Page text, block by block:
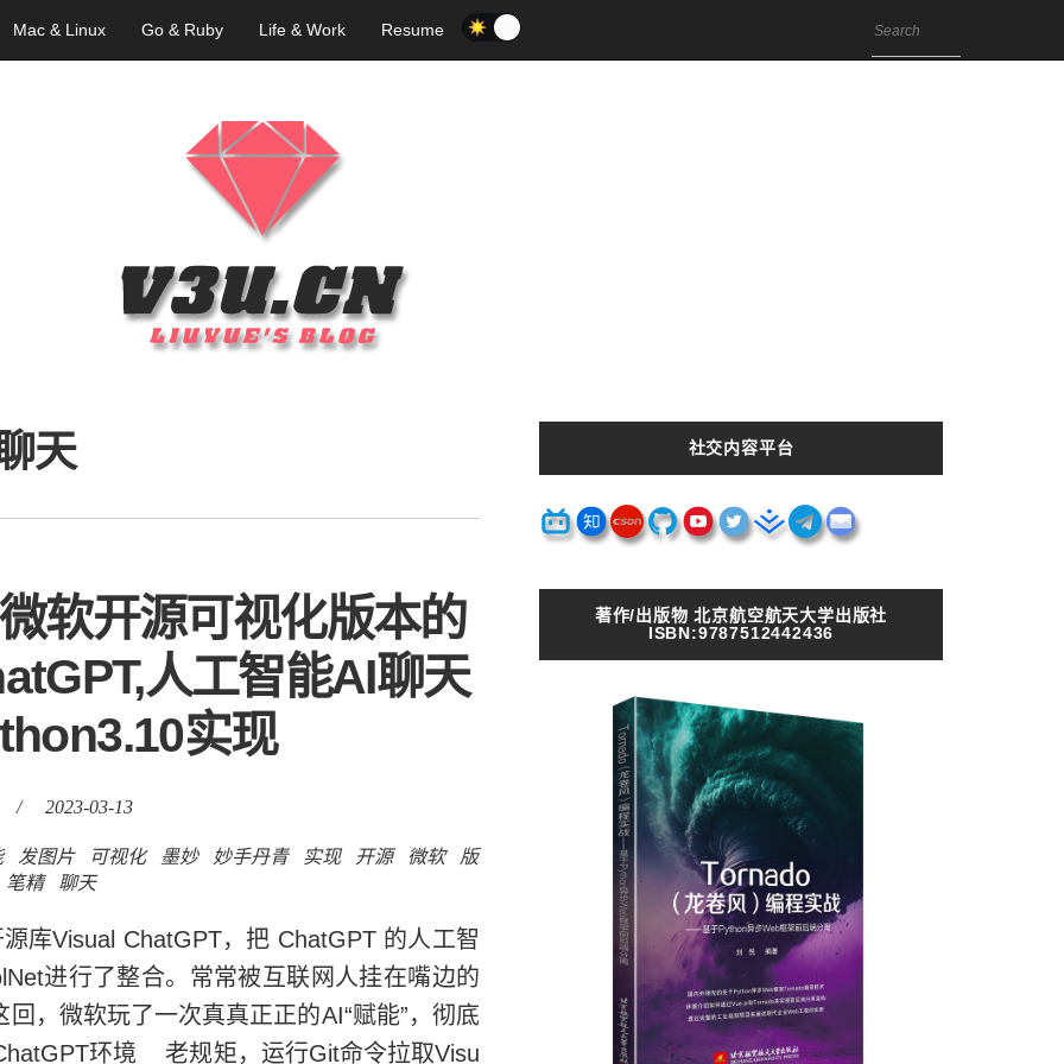
Mac & Linux Go & Ruby Life & Work Resume
天
软开源可视化版本的
人工智能AI聊天
实现
/ 2023-03-13
发图片 可视化 墨妙 妙手丹青 实现 开源 微软
版
笔精 聊天
库Visual ChatGPT，把 ChatGPT 的人工智
进行了整合。常常被互联网人挂在嘴边的
，微软玩了一次真真正正的AI“赋能”，彻底
环境 老规矩，运行Git命令拉取Visu
社交内容平台
著作/出版物 北京航空航天大学出版社
ISBN:9787512442436